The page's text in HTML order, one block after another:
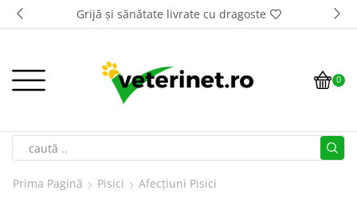
Grijă și sănătate livrate cu dragoste
0
Prima Pagină Pisici Afecțiuni Pisici